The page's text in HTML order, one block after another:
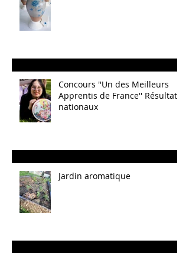
Concours ''Un des Meilleurs
Apprentis de France'' Résultats
nationaux
Jardin aromatique